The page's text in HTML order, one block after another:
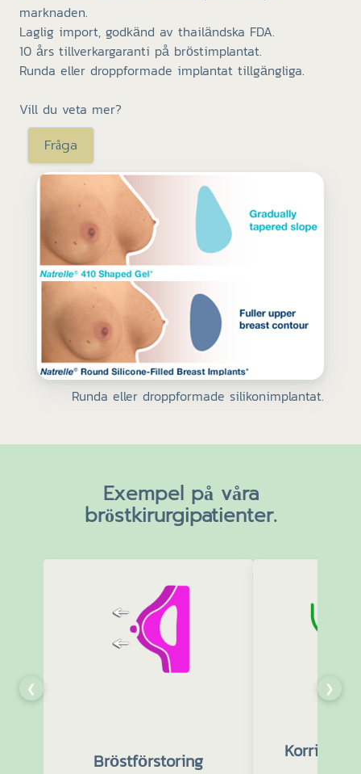
marknaden.
Laglig import, godkänd av thailändska FDA.
10 års tillverkargaranti på bröstimplantat.
Runda eller droppformade implantat tillgängliga.
Vill du veta mer?
Fråga
Runda eller droppformade silikonimplantat.
Exempel på våra
bröstkirurgipatienter.
❮
Bröstförstoring
❯